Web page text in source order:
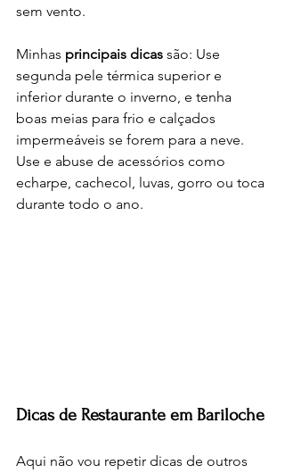
sem vento.
Minhas principais dicas são: Use
segunda pele térmica superior e
inferior durante o inverno, e tenha
boas meias para frio e calçados
impermeáveis se forem para a neve.
Use e abuse de acessórios como
echarpe, cachecol, luvas, gorro ou toca
durante todo o ano.
Dicas de Restaurante em Bariloche
Aqui não vou repetir dicas de outros